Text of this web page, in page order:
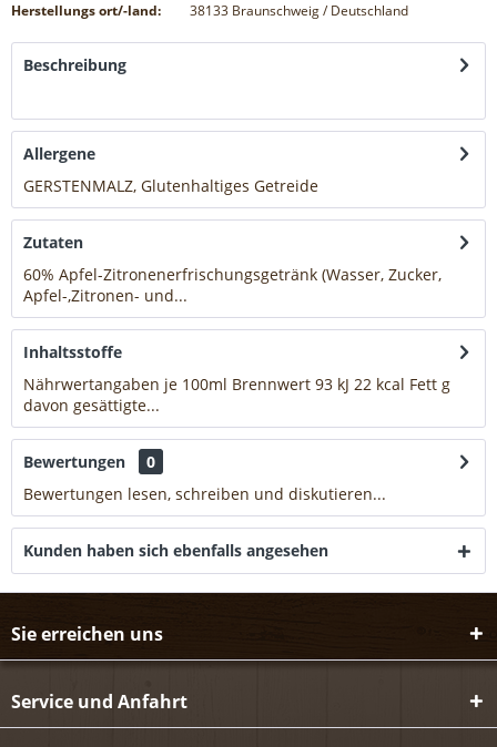
Herstellungs ort/-land:
38133 Braunschweig / Deutschland
Beschreibung
Allergene
GERSTENMALZ, Glutenhaltiges Getreide
Zutaten
60% Apfel-Zitronenerfrischungsgetränk (Wasser, Zucker,
Apfel-,Zitronen- und...
Inhaltsstoffe
Nährwertangaben je 100ml Brennwert 93 kJ 22 kcal Fett g
davon gesättigte...
Bewertungen
0
Bewertungen lesen, schreiben und diskutieren...
Kunden haben sich ebenfalls angesehen
Sie erreichen uns
Service und Anfahrt